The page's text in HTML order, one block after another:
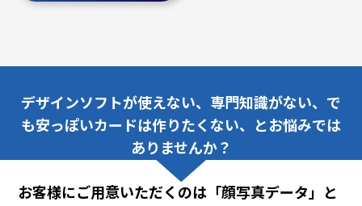
デザインソフトが使えない、専門知識がない、で
も安っぽいカードは作りたくない、とお悩みでは
ありませんか？
お客様にご用意いただくのは「顔写真データ」と